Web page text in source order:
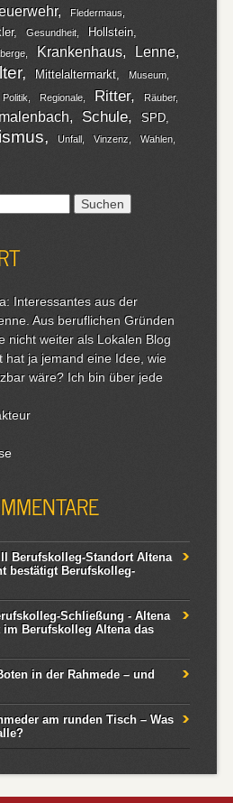
Fledermaus
Gesundheit
Hollstein
Krankenhaus Lenne
Mittelaltermarkt Museum
Politik Regionale Ritter Räuber
Schule SPD
Unfall Vinzenz
Wahlen
Interessantes aus der
Aus beruflichen Gründen
nicht weiter als Lokalen Blog
hat ja jemand eine Idee, wie
wäre? Ich bin über jede
Berufskolleg-Standort Altena
bestätigt Berufskolleg-
Schließung - Altena
im Berufskolleg Altena das
in der Rahmede – und
am runden Tisch – Was